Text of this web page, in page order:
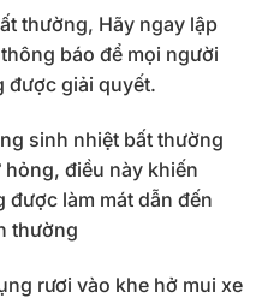
thường, Hãy ngay lập
báo để mọi người
được giải quyết.
sinh nhiệt bất thường
điều này khiến
làm mát dẫn đến
thường
rươi vào khe hở mui xe